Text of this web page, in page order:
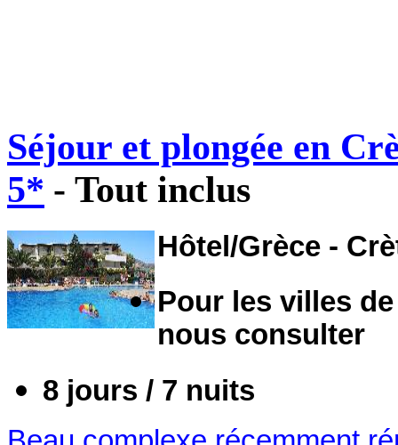
Séjour et plongée en
5* - Tout inclus
Hôtel/Grèce -
Pour les villes
nous consulter
8 jours / 7 nuits